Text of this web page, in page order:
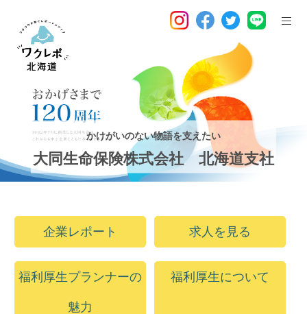
かけがいのない物語を支えたい
大同生命保険株式会社 北海道支社
企業レポート 求人を見る
福利厚生プランナーの
魅力
福利厚生について